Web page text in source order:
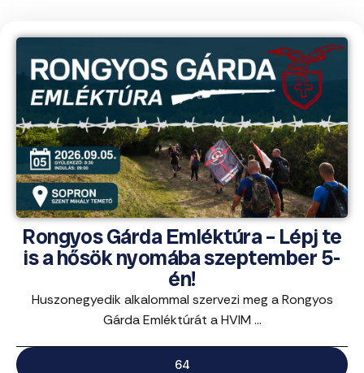
Rongyos Gárda Emléktúra – Lépj te
is a hősök nyomába szeptember 5-
én!
Huszonegyedik alkalommal szervezi meg a Rongyos
Gárda Emléktúrát a HVIM ...
64